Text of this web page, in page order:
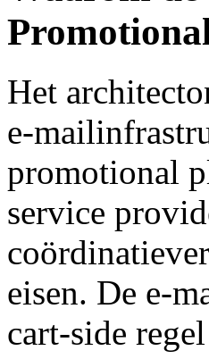
Het
e-
promotional
service
eisen. De e-
cart-side